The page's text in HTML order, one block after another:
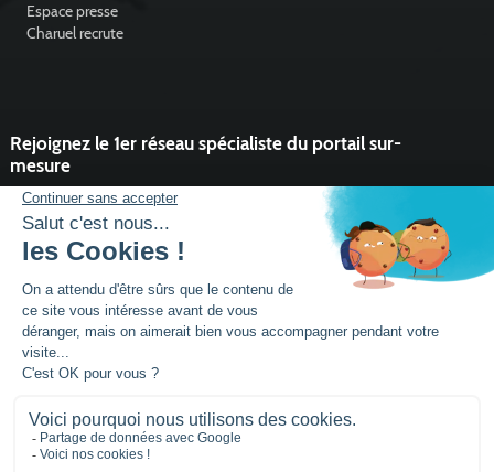
Espace presse
Charuel recrute
Rejoignez le 1er réseau spécialiste du portail sur-
mesure
Vous souhaitez développer l'activité portail de votre entreprise ?
Rejoindre un réseau dynamique, avec un service et des outils qui
font la différence ?
DEVENIR PARTENAIRE